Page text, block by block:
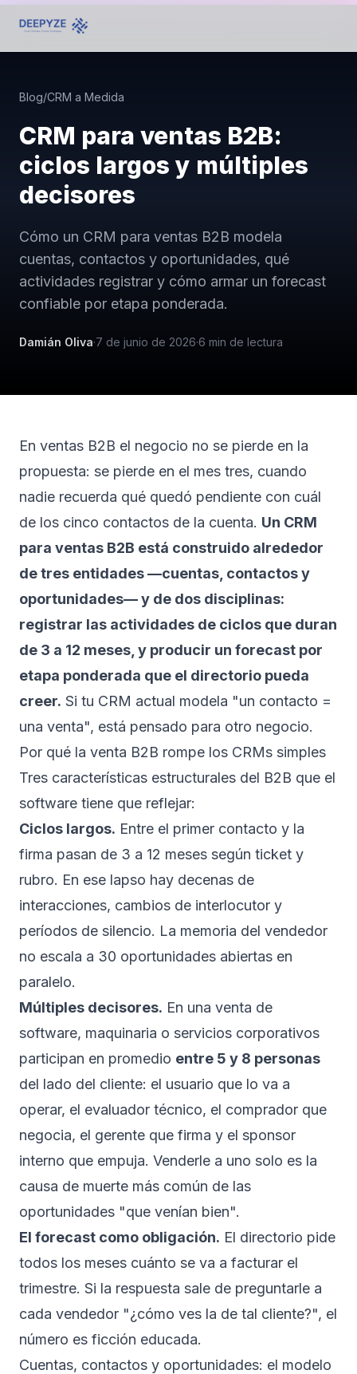
Blog/CRM a Medida
CRM para ventas B2B:
ciclos largos y múltiples
decisores
Cómo un CRM para ventas B2B modela
cuentas, contactos y oportunidades, qué
actividades registrar y cómo armar un forecast
confiable por etapa ponderada.
Damián Oliva·7 de junio de 2026·6 min de lectura
En ventas B2B el negocio no se pierde en la
propuesta: se pierde en el mes tres, cuando
nadie recuerda qué quedó pendiente con cuál
de los cinco contactos de la cuenta. Un CRM
para ventas B2B está construido alrededor
de tres entidades —cuentas, contactos y
oportunidades— y de dos disciplinas:
registrar las actividades de ciclos que duran
de 3 a 12 meses, y producir un forecast por
etapa ponderada que el directorio pueda
creer. Si tu CRM actual modela "un contacto =
una venta", está pensado para otro negocio.
Por qué la venta B2B rompe los CRMs simples
Tres características estructurales del B2B que el
software tiene que reflejar:
Ciclos largos. Entre el primer contacto y la
firma pasan de 3 a 12 meses según ticket y
rubro. En ese lapso hay decenas de
interacciones, cambios de interlocutor y
períodos de silencio. La memoria del vendedor
no escala a 30 oportunidades abiertas en
paralelo.
Múltiples decisores. En una venta de
software, maquinaria o servicios corporativos
participan en promedio entre 5 y 8 personas
del lado del cliente: el usuario que lo va a
operar, el evaluador técnico, el comprador que
negocia, el gerente que firma y el sponsor
interno que empuja. Venderle a uno solo es la
causa de muerte más común de las
oportunidades "que venían bien".
El forecast como obligación. El directorio pide
todos los meses cuánto se va a facturar el
trimestre. Si la respuesta sale de preguntarle a
cada vendedor "¿cómo ves la de tal cliente?", el
número es ficción educada.
Cuentas, contactos y oportunidades: el modelo